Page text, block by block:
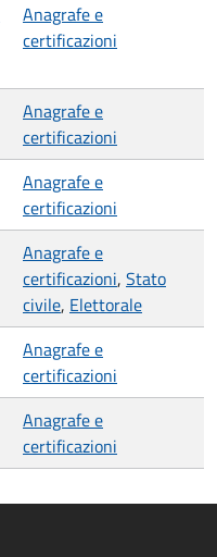
Anagrafe e
certificazioni
Anagrafe e
certificazioni
Anagrafe e
certificazioni
Anagrafe e
certificazioni, Stato
civile, Elettorale
Anagrafe e
certificazioni
Anagrafe e
certificazioni